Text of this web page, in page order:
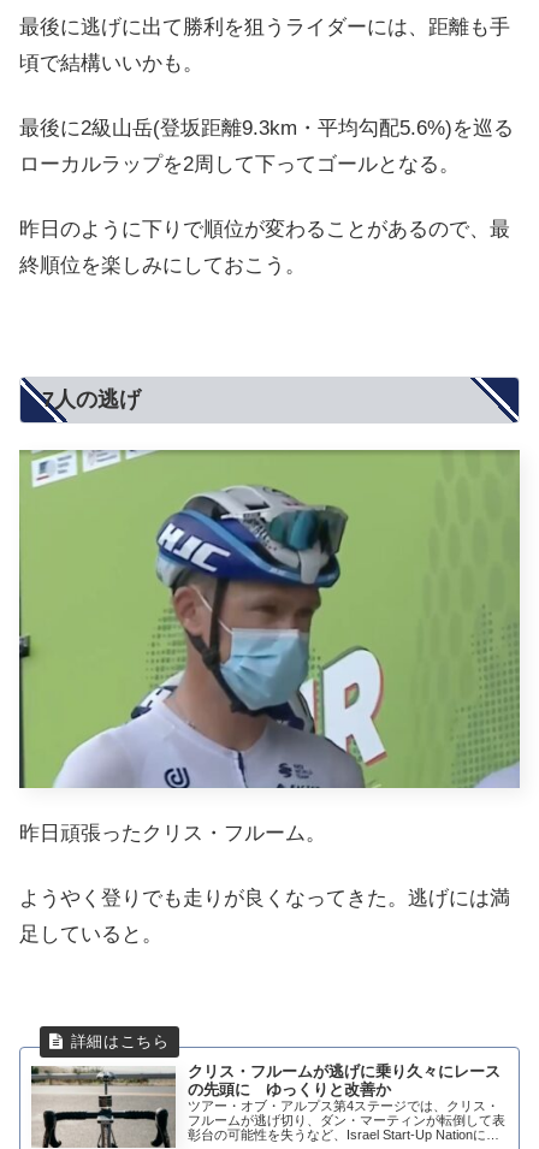
最後に逃げに出て勝利を狙うライダーには、距離も手
頃で結構いいかも。
最後に2級山岳(登坂距離9.3km・平均勾配5.6%)を巡る
ローカルラップを2周して下ってゴールとなる。
昨日のように下りで順位が変わることがあるので、最
終順位を楽しみにしておこう。
7人の逃げ
昨日頑張ったクリス・フルーム。
ようやく登りでも走りが良くなってきた。逃げには満
足していると。
クリス・フルームが逃げに乗り久々にレース
の先頭に ゆっくりと改善か
ツアー・オブ・アルプス第4ステージでは、クリス・
フルームが逃げ切り、ダン・マーティンが転倒して表
彰台の可能性を失うなど、Israel Start-Up Nationにと